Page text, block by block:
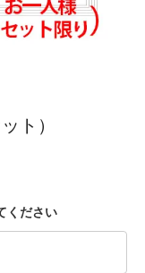
ト）
ください